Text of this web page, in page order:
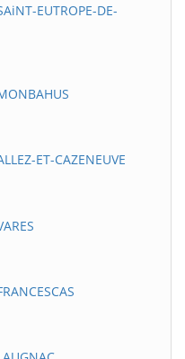
EUTROPE-DE-
ET-CAZENEUVE